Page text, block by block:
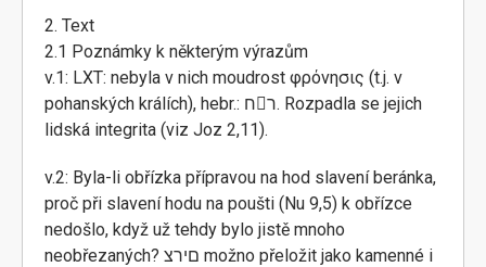
2. Text
2.1 Poznámky k některým výrazům
v.1: LXT: nebyla v nich moudrost φρόνησις (t.j. v
pohanských králích), hebr.: חר. Rozpadla se jejich
lidská integrita (viz Joz 2,11).
v.2: Byla-li obřízka přípravou na hod slavení beránka,
proč při slavení hodu na poušti (Nu 9,5) k obřízce
nedošlo, když už tehdy bylo jistě mnoho
neobřezaných? םירצ možno přeložit jako kamenné i